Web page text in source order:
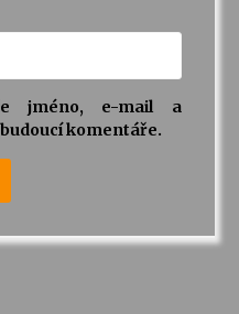
jméno, e-mail a
komentáře.